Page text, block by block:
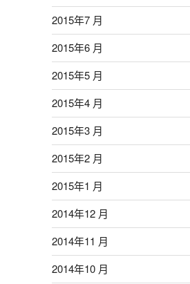
2015年7 月
2015年6 月
2015年5 月
2015年4 月
2015年3 月
2015年2 月
2015年1 月
2014年12 月
2014年11 月
2014年10 月